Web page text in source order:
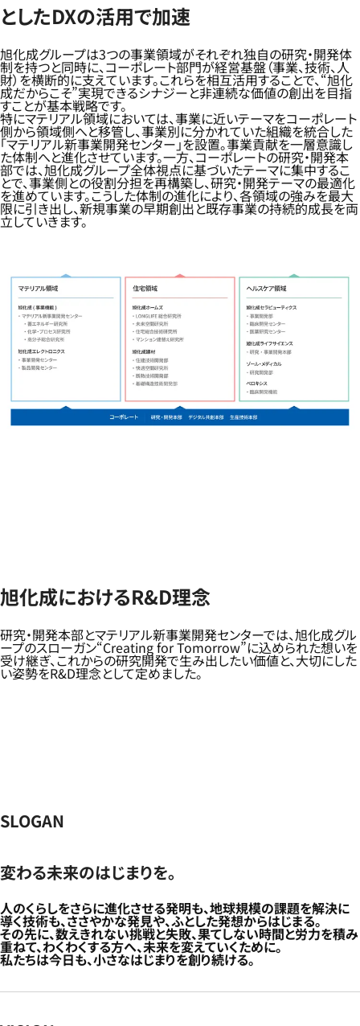
としたDXの活用で加速
旭化成グループは3つの事業領域がそれぞれ独自の研究・開発体
制を持つと同時に、コーポレート部門が経営基盤（事業、技術、人
財）を横断的に支えています。これらを相互活用することで、“旭化
成だからこそ”実現できるシナジーと非連続な価値の創出を目指
すことが基本戦略です。
特にマテリアル領域においては、事業に近いテーマをコーポレート
側から領域側へと移管し、事業別に分かれていた組織を統合した
「マテリアル新事業開発センター」を設置。事業貢献を一層意識し
た体制へと進化させています。一方、コーポレートの研究・開発本
部では、旭化成グループ全体視点に基づいたテーマに集中するこ
とで、事業側との役割分担を再構築し、研究・開発テーマの最適化
を進めています。こうした体制の進化により、各領域の強みを最大
限に引き出し、新規事業の早期創出と既存事業の持続的成長を両
立していきます。
旭化成におけるR&D理念
研究・開発本部とマテリアル新事業開発センターでは、旭化成グル
ープのスローガン“Creating for Tomorrow”に込められた想いを
受け継ぎ、これからの研究開発で生み出したい価値と、大切にした
い姿勢をR&D理念として定めました。
SLOGAN
変わる未来のはじまりを。
人のくらしをさらに進化させる発明も、地球規模の課題を解決に
導く技術も、ささやかな発見や、ふとした発想からはじまる。
その先に、数えきれない挑戦と失敗、果てしない時間と労力を積み
重ねて、わくわくする方へ、未来を変えていくために。
私たちは今日も、小さなはじまりを創り続ける。